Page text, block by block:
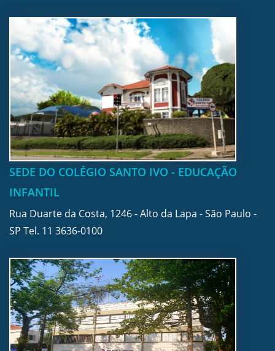
SEDE DO COLÉGIO SANTO IVO - EDUCAÇÃO
INFANTIL
Rua Duarte da Costa, 1246 - Alto da Lapa - São Paulo -
SP Tel. 11 3636-0100